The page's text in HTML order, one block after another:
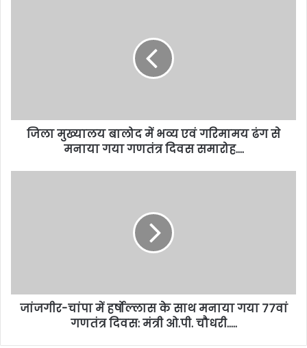
जिला मुख्यालय बालोद में भव्य एवं गरिमामय ढंग से
मनाया गया गणतंत्र दिवस समारोह….
जांजगीर-चांपा में हर्षोल्लास के साथ मनाया गया 77वां
गणतंत्र दिवस: मंत्री ओ.पी. चौधरी…..